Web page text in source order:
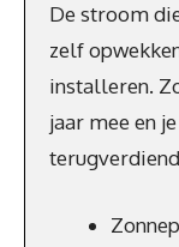
De stroom
zelf
installeren.
jaar mee en